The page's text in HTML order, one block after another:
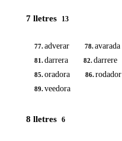
7 lletres 13
77.adverar 78.avarada
81.darrera 82.darrere
85.oradora 86.rodador
89.veedora
8 lletres 6